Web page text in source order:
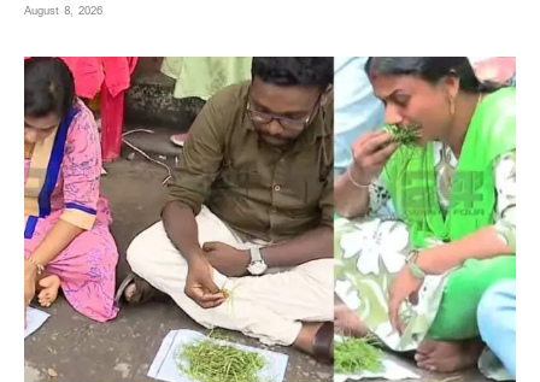
August 8, 2026